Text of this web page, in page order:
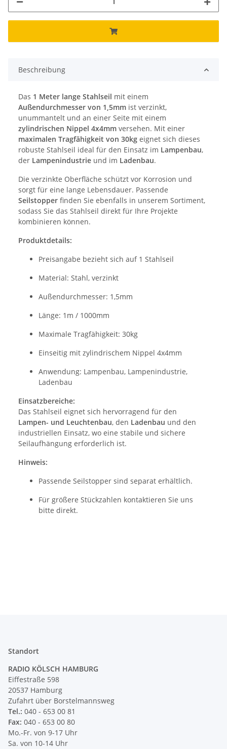
Beschreibung
Das 1 Meter lange Stahlseil mit einem
Außendurchmesser von 1,5mm ist verzinkt,
unummantelt und an einer Seite mit einem
zylindrischen Nippel 4x4mm versehen. Mit einer
maximalen Tragfähigkeit von 30kg eignet sich dieses
robuste Stahlseil ideal für den Einsatz im Lampenbau,
der Lampenindustrie und im Ladenbau.
Die verzinkte Oberfläche schützt vor Korrosion und
sorgt für eine lange Lebensdauer. Passende
Seilstopper finden Sie ebenfalls in unserem Sortiment,
sodass Sie das Stahlseil direkt für Ihre Projekte
kombinieren können.
Produktdetails:
Preisangabe bezieht sich auf 1 Stahlseil
Material: Stahl, verzinkt
Außendurchmesser: 1,5mm
Länge: 1m / 1000mm
Maximale Tragfähigkeit: 30kg
Einseitig mit zylindrischem Nippel 4x4mm
Anwendung: Lampenbau, Lampenindustrie,
Ladenbau
Einsatzbereiche:
Das Stahlseil eignet sich hervorragend für den
Lampen- und Leuchtenbau, den Ladenbau und den
industriellen Einsatz, wo eine stabile und sichere
Seilaufhängung erforderlich ist.
Hinweis:
Passende Seilstopper sind separat erhältlich.
Für größere Stückzahlen kontaktieren Sie uns
bitte direkt.
Standort
RADIO KÖLSCH HAMBURG
Eiffestraße 598
20537 Hamburg
Zufahrt über Borstelmannsweg
Tel.: 040 - 653 00 81
Fax: 040 - 653 00 80
Mo.-Fr. von 9-17 Uhr
Sa. von 10-14 Uhr